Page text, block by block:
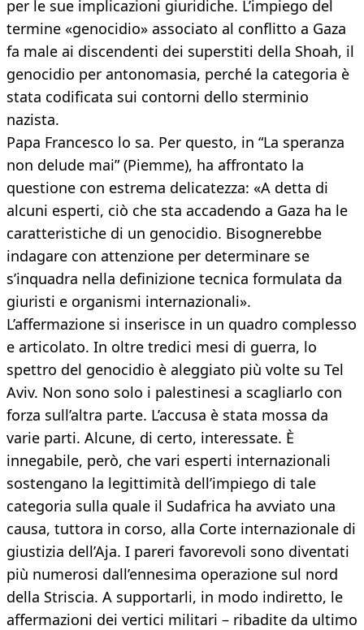
per le sue implicazioni giuridiche. L’impiego del
termine «genocidio» associato al conflitto a Gaza
fa male ai discendenti dei superstiti della Shoah, il
genocidio per antonomasia, perché la categoria è
stata codificata sui contorni dello sterminio
nazista.
Papa Francesco lo sa. Per questo, in “La speranza
non delude mai” (Piemme), ha affrontato la
questione con estrema delicatezza: «A detta di
alcuni esperti, ciò che sta accadendo a Gaza ha le
caratteristiche di un genocidio. Bisognerebbe
indagare con attenzione per determinare se
s’inquadra nella definizione tecnica formulata da
giuristi e organismi internazionali».
L’affermazione si inserisce in un quadro complesso
e articolato. In oltre tredici mesi di guerra, lo
spettro del genocidio è aleggiato più volte su Tel
Aviv. Non sono solo i palestinesi a scagliarlo con
forza sull’altra parte. L’accusa è stata mossa da
varie parti. Alcune, di certo, interessate. È
innegabile, però, che vari esperti internazionali
sostengano la legittimità dell’impiego di tale
categoria sulla quale il Sudafrica ha avviato una
causa, tuttora in corso, alla Corte internazionale di
giustizia dell’Aja. I pareri favorevoli sono diventati
più numerosi dall’ennesima operazione sul nord
della Striscia. A supportarli, in modo indiretto, le
affermazioni dei vertici militari – ribadite da ultimo